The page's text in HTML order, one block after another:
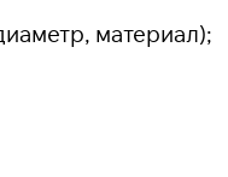
материал);